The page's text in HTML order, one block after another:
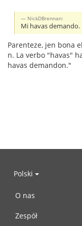
NickDBrennan:
Mi havas demando.
Parenteze, jen bona
n. La verbo "havas"
havas demandon."
Polski
O nas
Zespół